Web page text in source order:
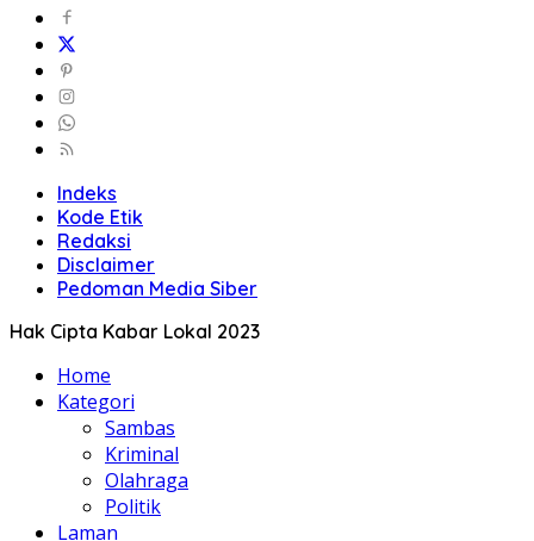
Indeks
Kode Etik
Redaksi
Disclaimer
Pedoman Media Siber
Hak Cipta Kabar Lokal 2023
Home
Kategori
Sambas
Kriminal
Olahraga
Politik
Laman